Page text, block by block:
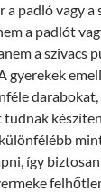
padló vagy a
a padlót
a szivacs
gyerekek
így